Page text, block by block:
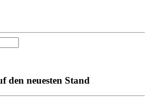
den neuesten Stand